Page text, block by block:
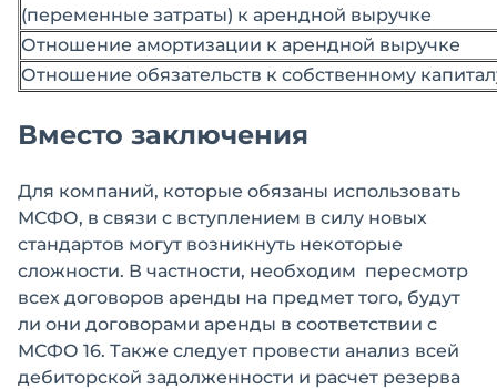
(переменные затраты) к арендной выручке
Отношение амортизации к арендной выручке
Отношение обязательств к собственному
Вместо заключения
Для компаний, которые обязаны использовать
МСФО, в связи с вступлением в силу новых
стандартов могут возникнуть некоторые
сложности. В частности, необходим пересмотр
всех договоров аренды на предмет того, будут
ли они договорами аренды в соответствии с
МСФО 16. Также следует провести анализ всей
дебиторской задолженности и расчет резерва